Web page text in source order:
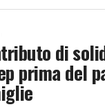
di
prima del